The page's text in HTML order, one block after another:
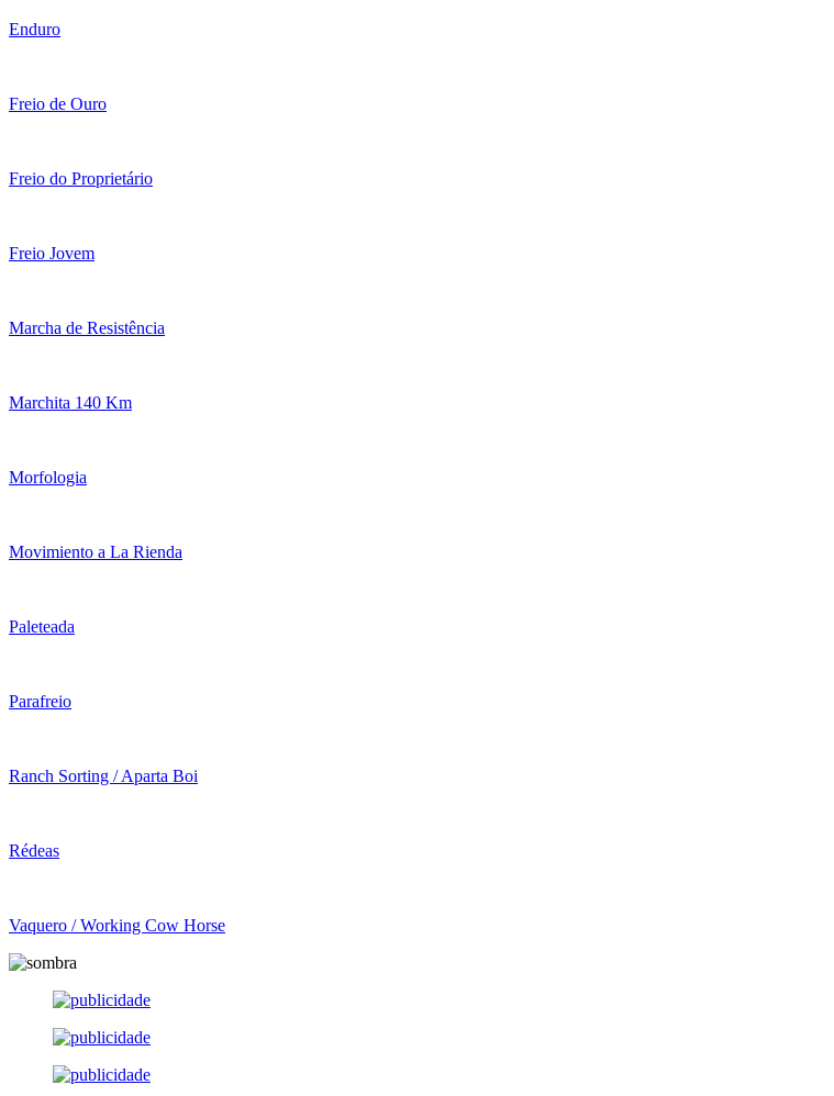
Enduro
Freio de Ouro
Freio do Proprietário
Freio Jovem
Marcha de Resistência
Marchita 140 Km
Morfologia
Movimiento a La Rienda
Paleteada
Parafreio
Ranch Sorting / Aparta Boi
Rédeas
Vaquero / Working Cow Horse